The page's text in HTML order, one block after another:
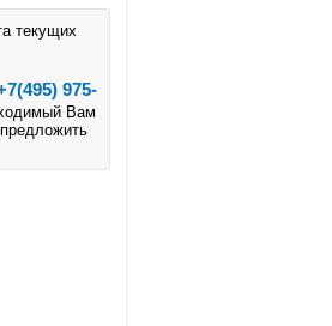
текущих
975-
Вам